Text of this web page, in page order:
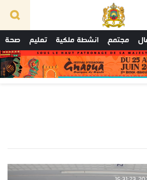
مجتمع انشطة ملكية تعليم صحة